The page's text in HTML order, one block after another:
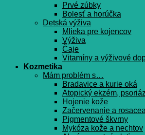
Prvé zúbky
Bolesť a horúčka
Detská výživa
Mlieka pre kojencov
Výživa
Čaje
Vitamíny a výživové
Kozmetika
Mám problém s…
Bradavice a kurie oká
Atopický ekzém,
Hojenie kože
Začervenanie a
Pigmentové škvrny
Mykóza kože a nechtov